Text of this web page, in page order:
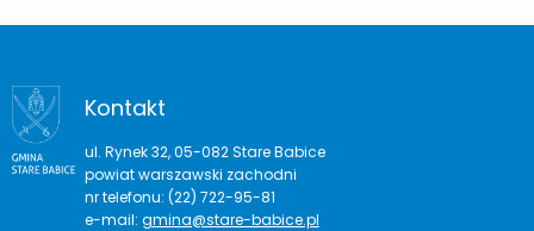
Kontakt
ul. Rynek 32, 05-082 Stare Babice
powiat warszawski zachodni
nr telefonu: (22) 722-95-81
e-mail: gmina@stare-babice.pl